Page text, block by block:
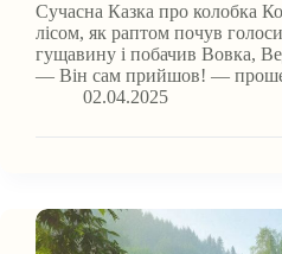
Сучасна Казка про колобка
лісом, як раптом почув
гущавину і побачив Вовка,
— Він сам прийшов! —
02.04.2025